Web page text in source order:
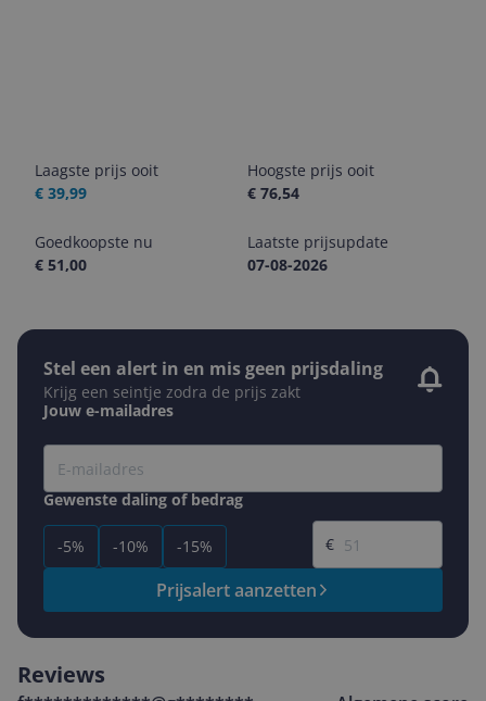
Laagste prijs ooit
€ 39,99
Hoogste prijs ooit
€ 76,54
Goedkoopste nu
€ 51,00
Laatste prijsupdate
07-08-2026
Stel een alert in en mis geen prijsdaling
Krijg een seintje zodra de prijs zakt
Jouw e-mailadres
Gewenste daling of bedrag
-5% -10% -15%
Gewenste prijs
€
Prijsalert aanzetten
Reviews